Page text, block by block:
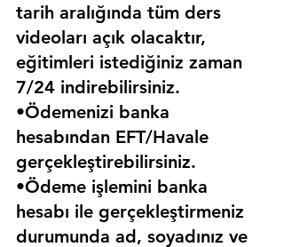
tarih aralığında tüm ders
videoları açık olacaktır,
eğitimleri istediğiniz zaman
7/24 indirebilirsiniz.
•Ödemenizi banka
hesabından EFT/Havale
gerçekleştirebilirsiniz.
•Ödeme işlemini banka
hesabı ile gerçekleştirmeniz
durumunda ad, soyadınız ve